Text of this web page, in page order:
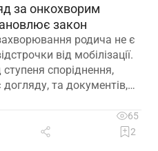
за онкохворим
закон
родича не є
від мобілізації.
споріднення,
та документів,
65
2